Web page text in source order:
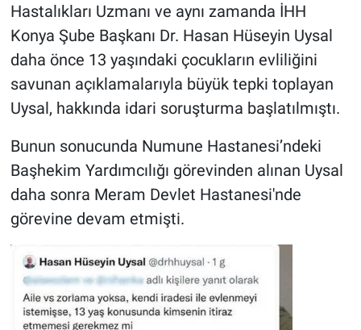
Hastalıkları Uzmanı ve aynı zamanda İHH
Konya Şube Başkanı Dr. Hasan Hüseyin Uysal
daha önce 13 yaşındaki çocukların evliliğini
savunan açıklamalarıyla büyük tepki toplayan
Uysal, hakkında idari soruşturma başlatılmıştı.
Bunun sonucunda Numune Hastanesi’ndeki
Başhekim Yardımcılığı görevinden alınan Uysal
daha sonra Meram Devlet Hastanesi'nde
görevine devam etmişti.